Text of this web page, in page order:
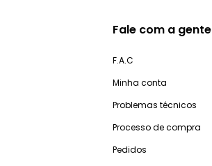
Fale com a gente
F.A.C
Minha conta
Problemas técnicos
Processo de compra
Pedidos